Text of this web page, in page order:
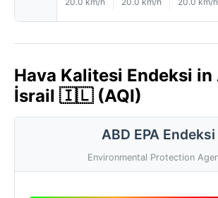
Hava Kalitesi Endeksi in
İsrail 🇮🇱 (AQI)
ABD EPA Endeksi
Environmental Protection